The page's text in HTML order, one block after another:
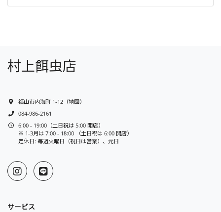
村上餌虫店
福山市内海町 1-12 （地図）
084-986-2161
6:00 - 19:00（土日祝は 5:00 開店）
※ 1-3月は 7:00 - 18:00 （土日祝は 6:00 開店）
定休日: 毎週火曜日（祝日は営業）、元日
サービス